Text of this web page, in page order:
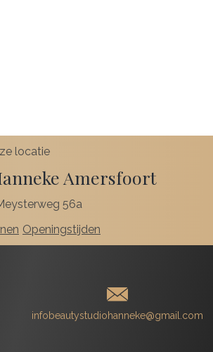
locatie
Amersfoort
56a
Openingstijden
infobeautystudiohanneke@gmail.com